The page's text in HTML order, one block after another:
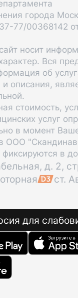
города
77/00368142 от
носит
Вся
об
описания,
стоимость,
услуг
в момент
ООО
в
д. 2,
ст.
для